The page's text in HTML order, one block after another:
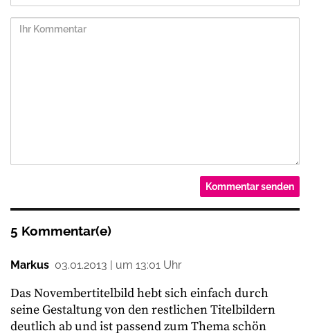
5 Kommentar(e)
Markus 03.01.2013 | um 13:01 Uhr
Das Novembertitelbild hebt sich einfach durch
seine Gestaltung von den restlichen Titelbildern
deutlich ab und ist passend zum Thema schön